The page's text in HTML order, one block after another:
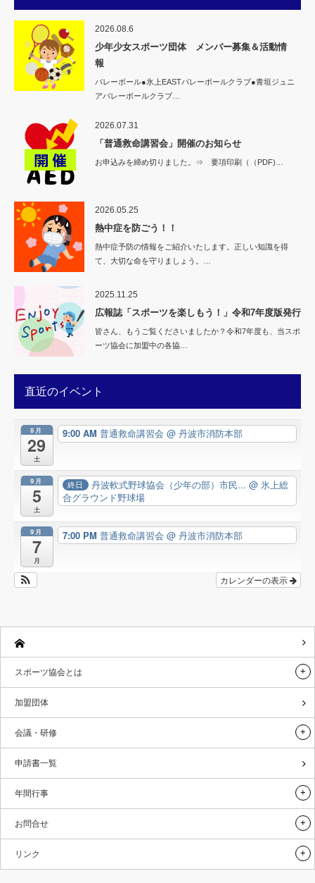
2026.08.6
少年少女スポーツ団体 メンバー募集＆活動情
報
バレーボール●氷上EASTバレーボールクラブ●青垣ジュニ
アバレーボールクラブ…
2026.07.31
「普通救命講習会」開催のお知らせ
お申込みを締め切りました。⇒ 要項印刷（（PDF)…
2026.05.25
熱中症を防ごう！！
熱中症予防の情報をご紹介いたします。正しい知識を得
て、大切な命を守りましょう。…
2025.11.25
広報誌「スポーツを楽しもう！」令和7年度版発行
皆さん、もうご覧くださいましたか？令和7年度も、当スポ
ーツ協会に加盟中の各協…
直近のイベント
8月
29
土
9:00 AM 普通救命講習会 @ 丹波市消防本部
9月
5
土
終日 丹波軟式野球協会（少年の部）市民...@ 氷上総
合グラウンド野球場
9月
7
月
7:00 PM 普通救命講習会 @ 丹波市消防本部
カレンダーの表示
スポーツ協会とは
加盟団体
会議・研修
申請書一覧
年間行事
お問合せ
リンク